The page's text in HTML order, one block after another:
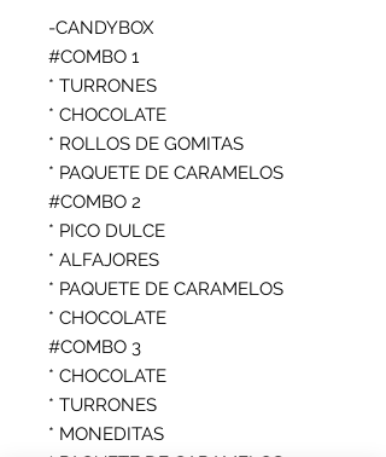
-CANDYBOX
#COMBO 1
* TURRONES
* CHOCOLATE
* ROLLOS DE GOMITAS
* PAQUETE DE CARAMELOS
#COMBO 2
* PICO DULCE
* ALFAJORES
* PAQUETE DE CARAMELOS
* CHOCOLATE
#COMBO 3
* CHOCOLATE
* TURRONES
* MONEDITAS